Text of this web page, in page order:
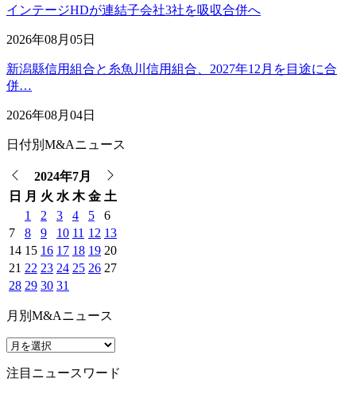
インテージHDが連結子会社3社を吸収合併へ
2026年08月05日
新潟縣信用組合と糸魚川信用組合、2027年12月を目途に合
併…
2026年08月04日
日付別M&Aニュース
2024年7月
日
月 火 水 木 金 土
1
2 3 4 5
6
7
8 9 10 11 12 13
14 15 16 17 18 19 20
21 22 23 24 25 26 27
28 29 30 31
月別M&Aニュース
注目ニュースワード